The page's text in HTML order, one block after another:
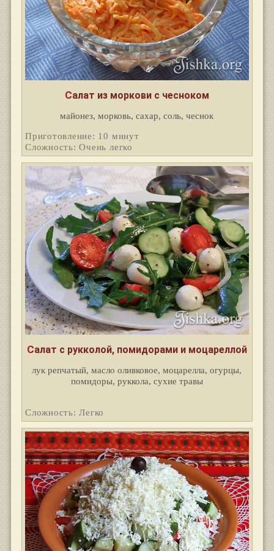
Салат из моркови с чесноком
майонез, морковь, сахар, соль, чеснок
Приготовление: 10 минут
Сложность: Очень легко
Салат с рукколой, помидорами и моцареллой
лук репчатый, масло оливковое, моцарелла, огурцы,
помидоры, руккола, сухие травы
Сложность: Легко